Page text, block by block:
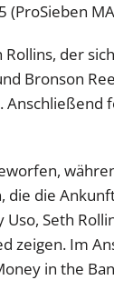
(ProSieben
der
Bronson
die
Seth
zeigen. Im
in the